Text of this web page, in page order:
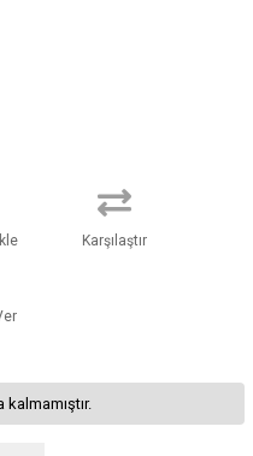
Karşılaştır
kalmamıştır.